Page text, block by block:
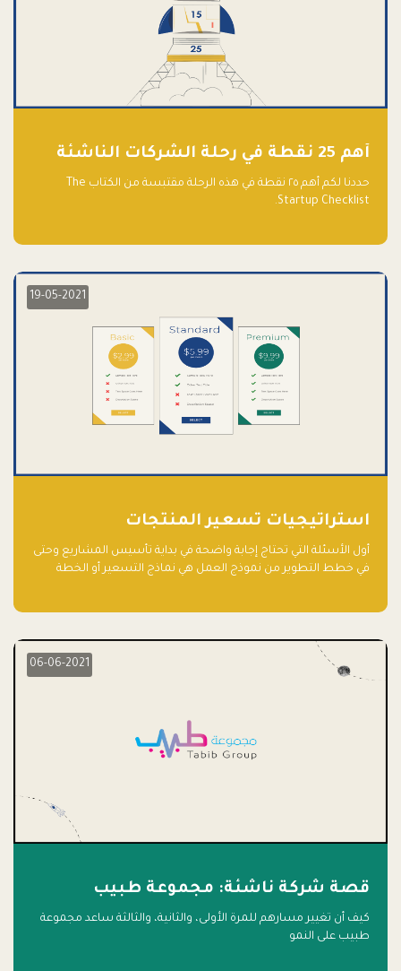
أهم 25 نقطة في رحلة الشركات الناشئة
حددنا لكم أهم ٢٥ نقطة في هذه الرحلة مقتبسة من الكتاب The
Startup Checklist.
19-05-2021
استراتيجيات تسعير المنتجات
أول الأسئلة التي تحتاج إجابة واضحة في بداية تأسيس المشاريع وحتى
في خطط التطوير من نموذج العمل هي نماذج التسعير أو الخطة
06-06-2021
قصة شركة ناشئة: مجموعة طبيب
كيف أن تغيير مسارهم للمرة الأولى، والثانية، والثالثة ساعد مجموعة
طبيب على النمو